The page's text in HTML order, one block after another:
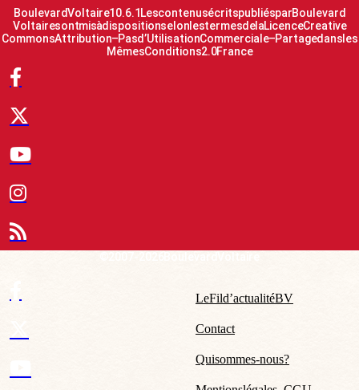
Boulevard Voltaire 10.6.1 Les contenus écrits publiés par Boulevard
Voltaire sont mis à disposition selon les termes de la Licence Creative
Commons Attribution – Pas d’Utilisation Commerciale – Partage dans les
Mêmes Conditions 2.0 France
Le Fil d’actualité BV
Contact
Qui sommes-nous ?